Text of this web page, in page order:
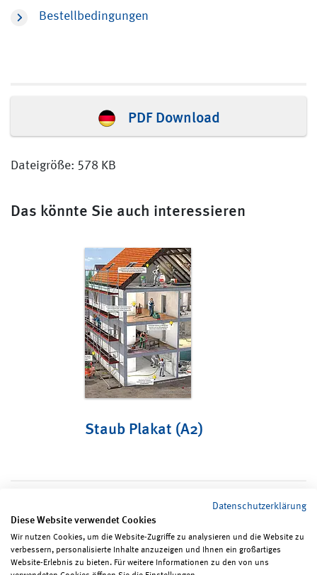
Bestellbedingungen
PDF Download
Dateigröße: 578 KB
Das könnte Sie auch interessieren
Staub Plakat (A2)
Seite teilen Seite drucken
Datenschutzerklärung
Diese Website verwendet Cookies
Wir nutzen Cookies, um die Website-Zugriffe zu analysieren und die Website zu
verbessern, personalisierte Inhalte anzuzeigen und Ihnen ein großartiges
Website-Erlebnis zu bieten. Für weitere Informationen zu den von uns